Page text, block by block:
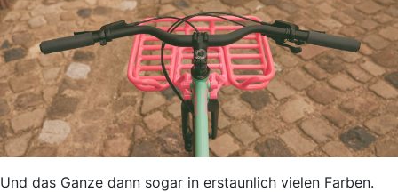
Und das Ganze dann sogar in erstaunlich vielen Farben.